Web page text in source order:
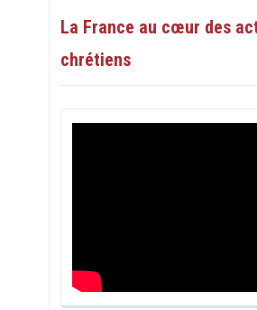
La France au cœur des
chrétiens